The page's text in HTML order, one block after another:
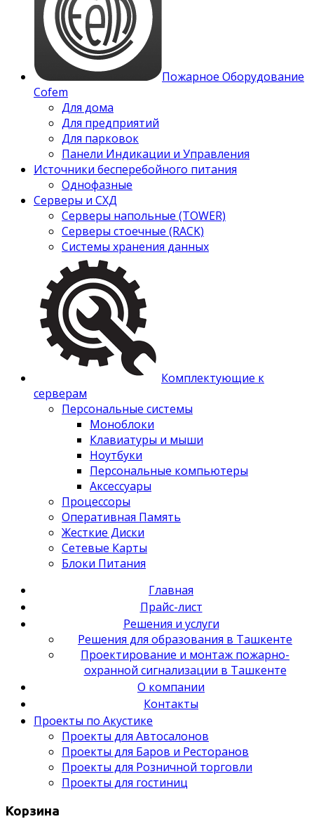
Пожарное Оборудование
Cofem
Для дома
Для предприятий
Для парковок
Панели Индикации и Управления
Источники бесперебойного питания
Однофазные
Серверы и СХД
Серверы напольные (TOWER)
Серверы стоечные (RACK)
Системы хранения данных
Комплектующие к
серверам
Персональные системы
Моноблоки
Клавиатуры и мыши
Ноутбуки
Персональные компьютеры
Аксессуары
Процессоры
Оперативная Память
Жесткие Диски
Сетевые Карты
Блоки Питания
Главная
Прайс-лист
Решения и услуги
Решения для образования в Ташкенте
Проектирование и монтаж пожарно-
охранной сигнализации в Ташкенте
О компании
Контакты
Проекты по Акустике
Проекты для Автосалонов
Проекты для Баров и Ресторанов
Проекты для Розничной торговли
Проекты для гостиниц
Корзина